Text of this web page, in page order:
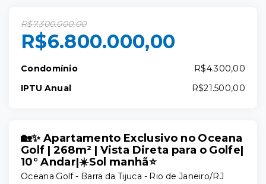
R$7.300.000,00
R$6.800.000,00
Condomínio
R$4.300,00
IPTU Anual
R$21.500,00
🏡✨ Apartamento Exclusivo no Oceana
Golf | 268m² | Vista Direta para o Golfe|
10° Andar|☀️Sol manhã⭐
Oceana Golf - Barra da Tijuca - Rio de Janeiro/RJ